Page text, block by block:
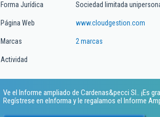
Forma Jurídica Sociedad limitada
Página Web www.cloudgestion.com
Marcas 2 marcas
Actividad
Ve el Informe ampliado de Cardenas&pecci Sl.. ¡Es
Regístrese en eInforma y le regalamos el Informe